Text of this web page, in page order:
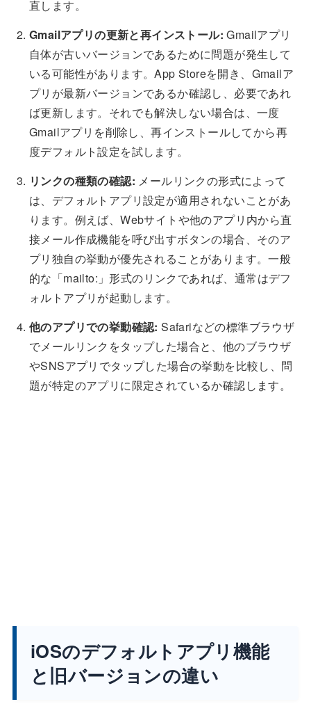
直します。
Gmailアプリの更新と再インストール: Gmailアプリ
自体が古いバージョンであるために問題が発生して
いる可能性があります。App Storeを開き、Gmailア
プリが最新バージョンであるか確認し、必要であれ
ば更新します。それでも解決しない場合は、一度
Gmailアプリを削除し、再インストールしてから再
度デフォルト設定を試します。
リンクの種類の確認: メールリンクの形式によって
は、デフォルトアプリ設定が適用されないことがあ
ります。例えば、Webサイトや他のアプリ内から直
接メール作成機能を呼び出すボタンの場合、そのア
プリ独自の挙動が優先されることがあります。一般
的な「mailto:」形式のリンクであれば、通常はデフ
ォルトアプリが起動します。
他のアプリでの挙動確認: Safariなどの標準ブラウザ
でメールリンクをタップした場合と、他のブラウザ
やSNSアプリでタップした場合の挙動を比較し、問
題が特定のアプリに限定されているか確認します。
iOSのデフォルトアプリ機能
と旧バージョンの違い